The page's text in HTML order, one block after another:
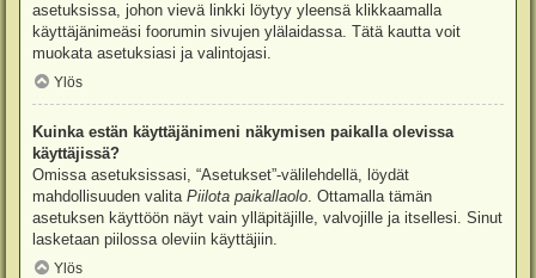
asetuksissa, johon vievä linkki löytyy yleensä klikkaamalla
käyttäjänimeäsi foorumin sivujen ylälaidassa. Tätä kautta voit
muokata asetuksiasi ja valintojasi.
Ylös
Kuinka estän käyttäjänimeni näkymisen paikalla olevissa
käyttäjissä?
Omissa asetuksissasi, “Asetukset”-välilehdellä, löydät
mahdollisuuden valita Piilota paikallaolo. Ottamalla tämän
asetuksen käyttöön näyt vain ylläpitäjille, valvojille ja itsellesi. Sinut
lasketaan piilossa oleviin käyttäjiin.
Ylös